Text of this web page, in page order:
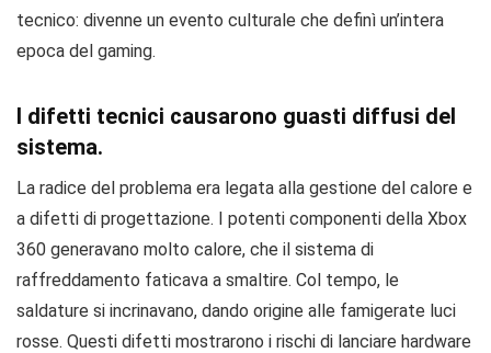
tecnico: divenne un evento culturale che definì un’intera
epoca del gaming.
I difetti tecnici causarono guasti diffusi del
sistema.
La radice del problema era legata alla gestione del calore e
a difetti di progettazione. I potenti componenti della Xbox
360 generavano molto calore, che il sistema di
raffreddamento faticava a smaltire. Col tempo, le
saldature si incrinavano, dando origine alle famigerate luci
rosse. Questi difetti mostrarono i rischi di lanciare hardware